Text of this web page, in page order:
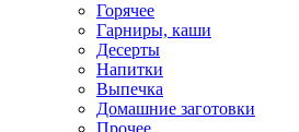
Горячее
Гарниры, каши
Десерты
Напитки
Выпечка
Домашние заготовки
Прочее